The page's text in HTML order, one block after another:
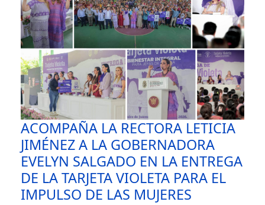
ACOMPAÑA LA RECTORA LETICIA
JIMÉNEZ A LA GOBERNADORA
EVELYN SALGADO EN LA ENTREGA
DE LA TARJETA VIOLETA PARA EL
IMPULSO DE LAS MUJERES